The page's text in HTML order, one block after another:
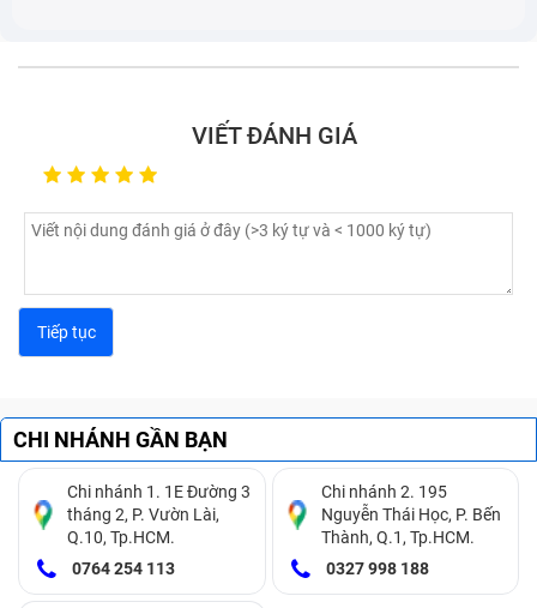
Thời gian sử dụng điện thoại
Được đo bằng giờ sử dụng liên tục hoặc thời gian chờ,
của người dùng.
Sản phẩm điện thoại Samsung Galaxy F42 5G
VIẾT ĐÁNH GIÁ
CHI NHÁNH GẦN BẠN
Chi nhánh 1. 1E Đường 3
tháng 2, P. Vườn Lài,
Q.10, Tp.HCM.
0764 254 113
Chi nhánh 2. 195
Nguyễn Thái Học, P. Bến
Thành, Q.1, Tp.HCM.
0327 998 188